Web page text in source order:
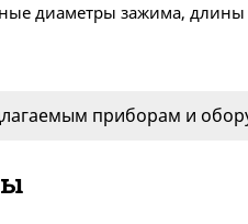
диаметры зажима,
приборам и